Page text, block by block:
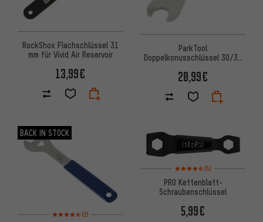
RockShox Flachschlüssel 31
mm für Vivid Air Reservoir
13,99€
ParkTool
Doppelkonusschlüssel 30/32
20,99€
BACK IN STOCK
Bewertungen: 4,5 von 5 basierend auf 2 Bewertungen
(2)
Bewertungen: 4,5 von 5
(5)
PRO Kettenblatt-
Schraubenschlüssel
5,99€